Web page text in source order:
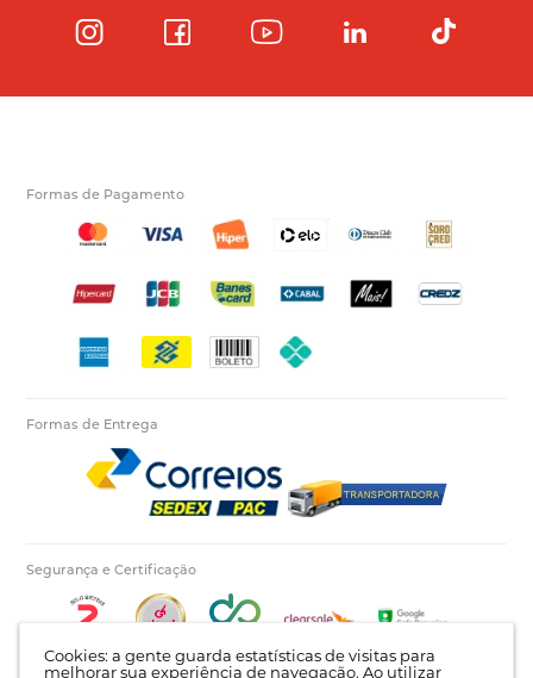
Cookies: a gente guarda estatísticas de visitas para
melhorar sua experiência de navegação. Ao utilizar
Formas de Pagamento
Formas de Entrega
Segurança e Certificação